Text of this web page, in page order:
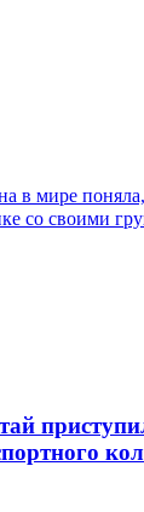
в мире
со своими